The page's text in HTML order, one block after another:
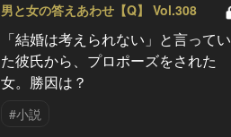
男と女の答えあわせ【Q】 Vol.308
「結婚は考えられない」と言ってい
た彼氏から、プロポーズをされた
女。勝因は？
#小説